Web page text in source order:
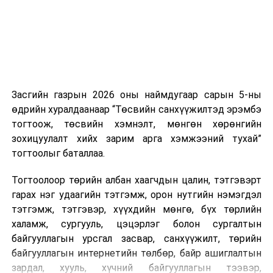
Шинэ хууль Францын зах зээлд үйлчилдэг гадаадын
дуудлагын төвүүдэд нөлөөлөхөөр байна. Тухайлбал,
Мароккогийн дуудлагын төвүүдийн орлогын 80 гаруй
хувь Францын зах зээлээс бүрддэг бөгөөд тус улсын
40–50 мянган ажлын байр эрсдэлд орж болзошгүйг
Засгийн газрын 2026 оны наймдугаар сарын 5-ны
өдрийн хуралдаанаар “Төсвийн санхүүжилтэд эрэмбэ
тогтоож, төсвийн хэмнэлт, мөнгөн хөрөнгийн
зохицуулалт хийх зарим арга хэмжээний тухай”
тогтоолыг баталлаа.
Тогтоолоор төрийн албан хаагчдын цалин, тэтгэвэрт
гарах нэг удаагийн тэтгэмж, орон нутгийн нэмэгдэл
тэтгэмж, тэтгэвэр, хүүхдийн мөнгө, бүх төрлийн
халамж, сургууль, цэцэрлэг болон сургалтын
байгууллагын урсгал засвар, санхүүжилт, төрийн
байгууллагын интернетийн төлбөр, байр ашиглалтын
зардал, хууль, хүчний байгууллагын тээвэр,